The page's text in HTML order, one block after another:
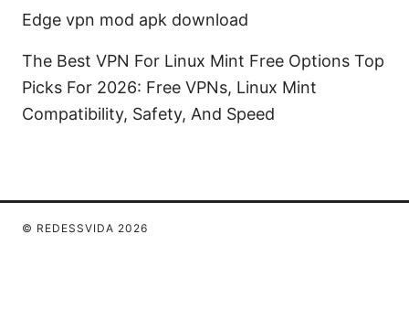
Edge vpn mod apk download
The Best VPN For Linux Mint Free Options Top
Picks For 2026: Free VPNs, Linux Mint
Compatibility, Safety, And Speed
© REDESSVIDA 2026